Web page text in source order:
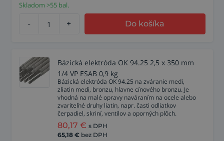
Skladom >55 bal.
- + Do košíka
Bázická elektróda OK 94.25 2,5 x 350 mm
1/4 VP ESAB 0,9 kg
Bázická elektróda OK 94.25 na zváranie medi,
zliatin medi, bronzu, hlavne cínového bronzu. Je
vhodná na malé opravy naváraním na ocele alebo
zvariteľné druhy liatin, napr. časti odliatkov
čerpadiel, skriní, ventilov a oporných plôch.
80,17 € s DPH
65,18 € bez DPH